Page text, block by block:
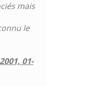
mais
le
01-